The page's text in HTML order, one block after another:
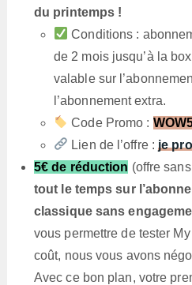
du printemps !
Conditions :
de 2 mois jusqu’à la
valable sur
l’abonnement extra.
Code Promo :
Lien de l’offre :je
5€ de réduction (offre
tout le temps sur
classique sans
vous permettre de tester
coût, nous vous avons
Avec ce bon plan, votre